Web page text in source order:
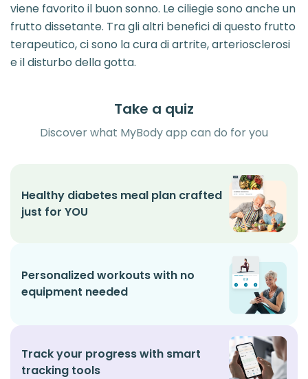
viene favorito il buon sonno. Le ciliegie sono anche un
frutto dissetante. Tra gli altri benefici di questo frutto
terapeutico, ci sono la cura di artrite, arteriosclerosi
e il disturbo della gotta.
Take a quiz
Discover what MyBody app can do for you
Healthy diabetes meal plan crafted
just for YOU
Personalized workouts with no
equipment needed
Track your progress with smart
tracking tools